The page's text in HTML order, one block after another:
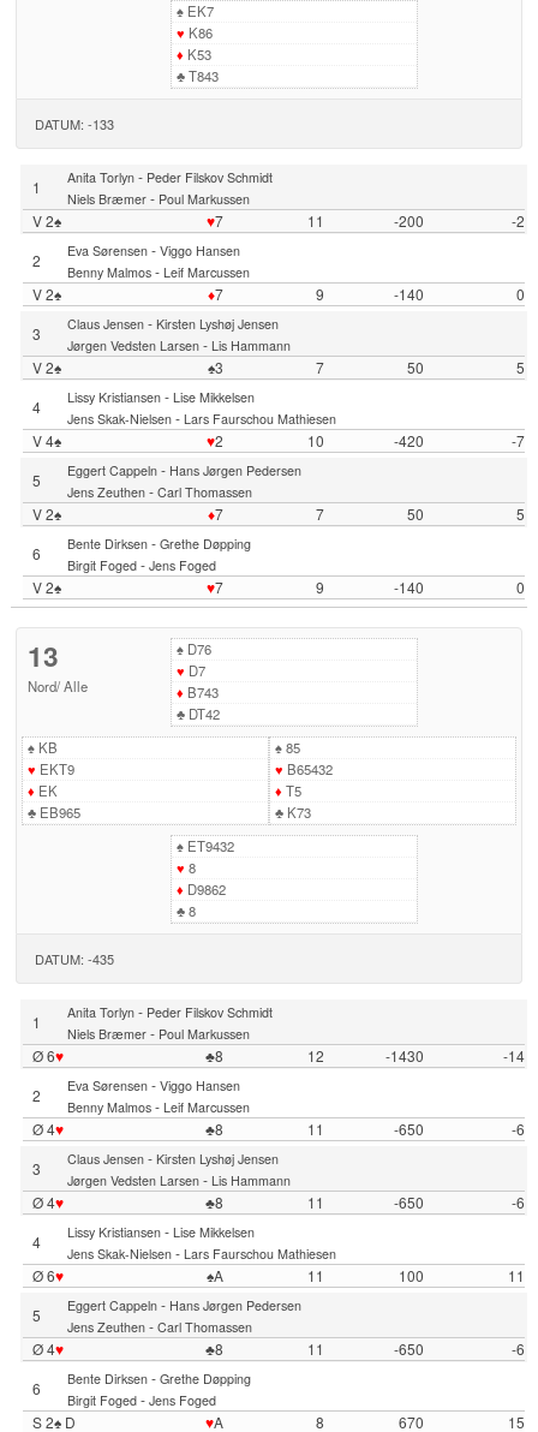
♠EK7
♥ K86
♦ K53
♣T843
DATUM: -133
1 Anita Torlyn- Peder Filskov Schmidt
Niels Bræmer- Poul Markussen
V 2♠ ♥7 11 -200
-2
2
Eva Sørensen- Viggo Hansen
Benny Malmos- Leif Marcussen
V 2♠ ♦7 9 -140
0
3
Claus Jensen- Kirsten Lyshøj Jensen
Jørgen Vedsten Larsen- Lis Hammann
V 2♠ ♠3 7 50
5
4
Lissy Kristiansen- Lise Mikkelsen
Jens Skak-Nielsen- Lars Faurschou Mathiesen
V 4♠ ♥2 10 -420
-7
5
Eggert Cappeln- Hans Jørgen Pedersen
Jens Zeuthen- Carl Thomassen
V 2♠ ♦7 7 50
5
6
Bente Dirksen- Grethe Døpping
Birgit Foged- Jens Foged
V 2♠ ♥7 9 -140 0
13
Nord/Alle
♠D76
♥ D7
♦ B743
♣DT42
♠KB
♥ EKT9
♦ EK
♣EB965
♠85
♥ B65432
♦ T5
♣K73
♠ET9432
♥ 8
♦ D9862
♣8
DATUM: -435
1 Anita Torlyn- Peder Filskov Schmidt
Niels Bræmer- Poul Markussen
Ø 6♥ ♣8 12 -1430
-14
2
Eva Sørensen- Viggo Hansen
Benny Malmos- Leif Marcussen
Ø 4♥ ♣8 11 -650
-6
3
Claus Jensen- Kirsten Lyshøj Jensen
Jørgen Vedsten Larsen- Lis Hammann
Ø 4♥ ♣8 11 -650
-6
4
Lissy Kristiansen- Lise Mikkelsen
Jens Skak-Nielsen- Lars Faurschou Mathiesen
Ø 6♥ ♠A 11 100
11
5
Eggert Cappeln- Hans Jørgen Pedersen
Jens Zeuthen- Carl Thomassen
Ø 4♥ ♣8 11 -650
-6
6
Bente Dirksen- Grethe Døpping
Birgit Foged- Jens Foged
S 2♠ D ♥A 8 670 15